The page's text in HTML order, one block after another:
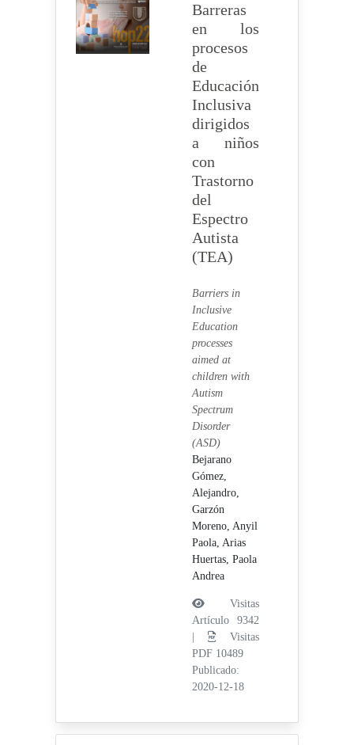
Barreras
en los
procesos
de
Educación
Inclusiva
dirigidos
a niños
con
Trastorno
del
Espectro
Autista
(TEA)
Barriers in
Inclusive
Education
processes
aimed at
children with
Autism
Spectrum
Disorder
(ASD)
Bejarano
Gómez,
Alejandro,
Garzón
Moreno, Anyil
Paola, Arias
Huertas, Paola
Andrea
Visitas
Artículo 9342
Visitas
PDF 10489
Publicado:
2020-12-18